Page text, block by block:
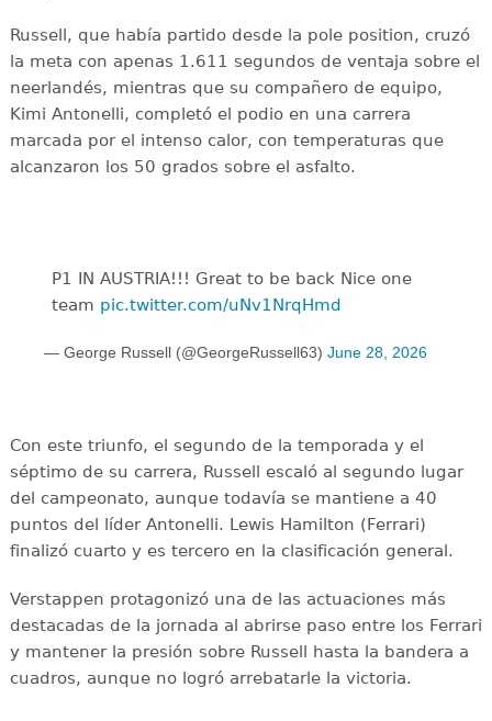
Russell, que había partido desde la pole position, cruzó
la meta con apenas 1.611 segundos de ventaja sobre el
neerlandés, mientras que su compañero de equipo,
Kimi Antonelli, completó el podio en una carrera
marcada por el intenso calor, con temperaturas que
alcanzaron los 50 grados sobre el asfalto.
P1 IN AUSTRIA!!! Great to be back Nice one
team pic.twitter.com/uNv1NrqHmd
— George Russell (@GeorgeRussell63) June 28, 2026
Con este triunfo, el segundo de la temporada y el
séptimo de su carrera, Russell escaló al segundo lugar
del campeonato, aunque todavía se mantiene a 40
puntos del líder Antonelli. Lewis Hamilton (Ferrari)
finalizó cuarto y es tercero en la clasificación general.
Verstappen protagonizó una de las actuaciones más
destacadas de la jornada al abrirse paso entre los Ferrari
y mantener la presión sobre Russell hasta la bandera a
cuadros, aunque no logró arrebatarle la victoria.